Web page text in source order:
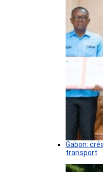
Gabon:
transport